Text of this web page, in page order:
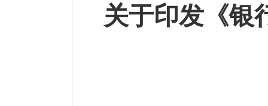
关于印发《银